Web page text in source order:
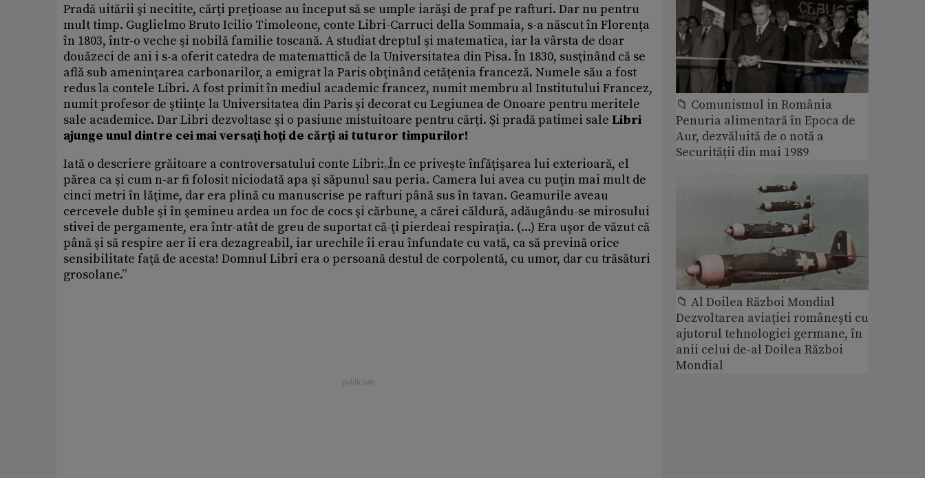
Pradă uitării şi necitite, cărţi preţioase au început să se umple iarăşi de praf pe rafturi. Dar nu pentru
mult timp. Guglielmo Bruto Icilio Timoleone, conte Libri-Carruci della Sommaia, s-a născut în Florenţa
în 1803, într-o veche şi nobilă familie toscană. A studiat dreptul şi matematica, iar la vârsta de doar
douăzeci de ani i s-a oferit catedra de matemattică de la Universitatea din Pisa. În 1830, susţinând că se
află sub ameninţarea carbonarilor, a emigrat la Paris obţinând cetăţenia franceză. Numele său a fost
redus la contele Libri. A fost primit în mediul academic francez, numit membru al Institutului Francez,
numit profesor de ştiinţe la Universitatea din Paris şi decorat cu Legiunea de Onoare pentru meritele
sale academice. Dar Libri dezvoltase şi o pasiune mistuitoare pentru cărţi. Şi pradă patimei sale Libri
ajunge unul dintre cei mai versaţi hoţi de cărţi ai tuturor timpurilor!
Iată o descriere grăitoare a controversatului conte Libri:„În ce priveşte înfăţişarea lui exterioară, el
părea ca şi cum n-ar fi folosit niciodată apa şi săpunul sau peria. Camera lui avea cu puţin mai mult de
cinci metri în lăţime, dar era plină cu manuscrise pe rafturi până sus în tavan. Geamurile aveau
cercevele duble şi în şemineu ardea un foc de cocs şi cărbune, a cărei căldură, adăugându-se mirosului
stivei de pergamente, era într-atât de greu de suportat că-ţi pierdeai respiraţia. (...) Era uşor de văzut că
până şi să respire aer îi era dezagreabil, iar urechile îi erau înfundate cu vată, ca să prevină orice
sensibilitate faţă de acesta! Domnul Libri era o persoană destul de corpolentă, cu umor, dar cu trăsături
grosolane.”
📁 Comunismul in România
Penuria alimentară în Epoca de
Aur, dezvăluită de o notă a
Securității din mai 1989
📁 Al Doilea Război Mondial
Dezvoltarea aviației românești cu
ajutorul tehnologiei germane, în
anii celui de-al Doilea Război
Mondial